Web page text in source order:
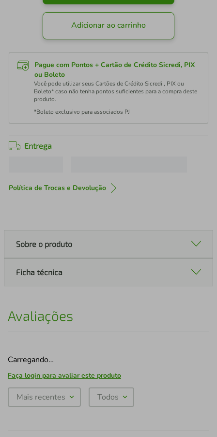
Adicionar ao carrinho
Pague com Pontos + Cartão de Crédito Sicredi, PIX
ou Boleto
Você pode utilizar seus Cartões de Crédito Sicredi , PIX ou
Boleto* caso não tenha pontos suficientes para a compra deste
produto.
*Boleto exclusivo para associados PJ
Entrega
Política de Trocas e Devolução
Sobre o produto
Ficha técnica
Avaliações
Carregando…
Faça login para avaliar este produto
Mais recentes Todos